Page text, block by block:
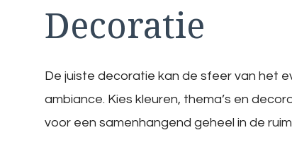
Decoratie
De juiste decoratie kan de sfeer van het
ambiance. Kies kleuren, thema’s en
voor een samenhangend geheel in de